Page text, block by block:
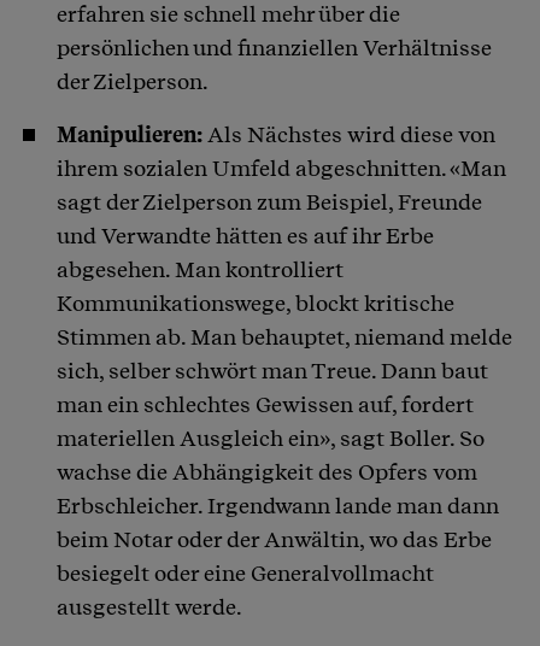
erfahren sie schnell mehr über die
persönlichen und finanziellen Verhältnisse
der Zielperson.
Manipulieren:Als Nächstes wird diese von
ihrem sozialen Umfeld abgeschnitten. «Man
sagt der Zielperson zum Beispiel, Freunde
und Verwandte hätten es auf ihr Erbe
abgesehen. Man kontrolliert
Kommunikationswege, blockt kritische
Stimmen ab. Man behauptet, niemand melde
sich, selber schwört man Treue. Dann baut
man ein schlechtes Gewissen auf, fordert
materiellen Ausgleich ein», sagt Boller. So
wachse die Abhängigkeit des Opfers vom
Erbschleicher. Irgendwann lande man dann
beim Notar oder der Anwältin, wo das Erbe
besiegelt oder eine Generalvollmacht
ausgestellt werde.